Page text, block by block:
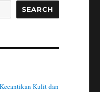
SEARCH
Kulit dan